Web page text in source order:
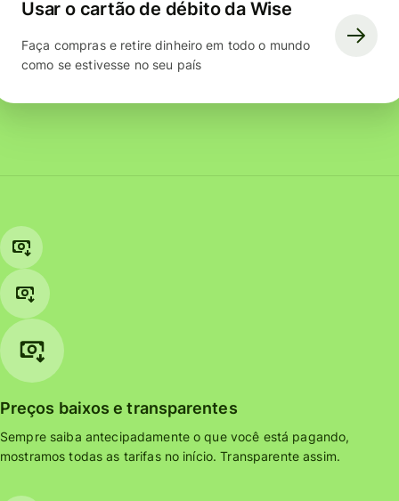
Usar o cartão de débito da Wise
Faça compras e retire dinheiro em todo o mundo
como se estivesse no seu país
Preços baixos e transparentes
Sempre saiba antecipadamente o que você está pagando,
mostramos todas as tarifas no início. Transparente assim.